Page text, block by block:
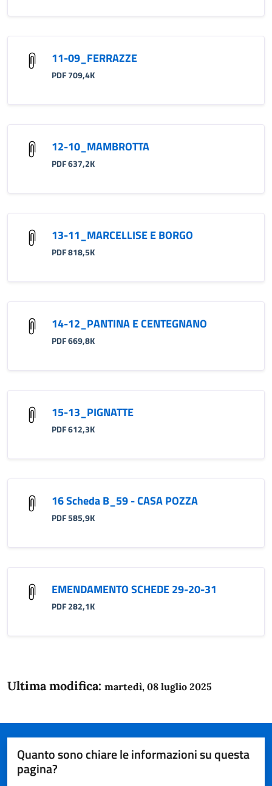
11-09_FERRAZZE
PDF 709,4K
12-10_MAMBROTTA
PDF 637,2K
13-11_MARCELLISE E BORGO
PDF 818,5K
14-12_PANTINA E CENTEGNANO
PDF 669,8K
15-13_PIGNATTE
PDF 612,3K
16 Scheda B_59 - CASA POZZA
PDF 585,9K
EMENDAMENTO SCHEDE 29-20-31
PDF 282,1K
Ultima modifica: martedì, 08 luglio 2025
Quanto sono chiare le informazioni su questa
pagina?